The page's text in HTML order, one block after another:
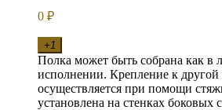
0 ₽
+1
Полка может быть собрана как в
исполнении. Крепление к другой
осуществляется при помощи
установлена на стенках боковых